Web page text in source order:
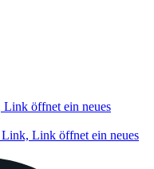
öffnet ein neues
Link öffnet ein neues